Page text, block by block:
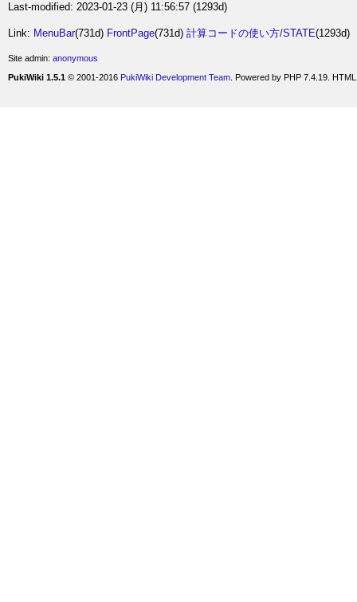
Last-modified: 2023-01-23 (月) 11:56:57 (1293d)
Link: MenuBar(731d) FrontPage(731d) 計算コードの使い方/STATE(1293d)
Site admin: anonymous
PukiWiki 1.5.1 © 2001-2016 PukiWiki Development Team . Powered by PHP 7.4.19.